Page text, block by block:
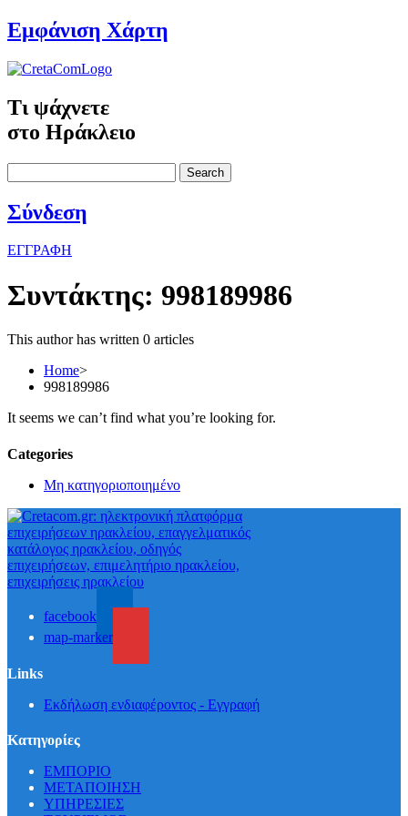
Εμφάνιση Χάρτη
Τι ψάχνετε
στο Ηράκλειο
Search
Σύνδεση
ΕΓΓΡΑΦΗ
Συντάκτης: 998189986
This author has written 0 articles
Home>
998189986
It seems we can’t find what you’re looking for.
Categories
Μη κατηγοριοποιημένο
facebook
map-marker
Links
Εκδήλωση ενδιαφέροντος - Εγγραφή
Κατηγορίες
ΕΜΠΟΡΙΟ
ΜΕΤΑΠΟΙΗΣΗ
ΥΠΗΡΕΣΙΕΣ